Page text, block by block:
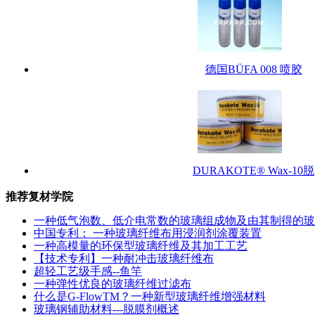
德国BÜFA 008 喷胶
DURAKOTE® Wax-10脱
推荐复材学院
一种低气泡数、低介电常数的玻璃组成物及由其制得的
中国专利： 一种玻璃纤维布用浸润剂涂覆装置
一种高模量的环保型玻璃纤维及其加工工艺
【技术专利】一种耐冲击玻璃纤维布
超轻工艺级手感--鱼竿
一种弹性优良的玻璃纤维过滤布
什么是G-FlowTM？一种新型玻璃纤维增​​强材料
玻璃钢辅助材料---脱膜剂概述